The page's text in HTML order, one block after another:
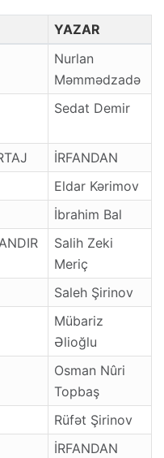
YAZAR
Nurlan
Məmmədzadə
Sedat Demir
İRFANDAN
Eldar Kərimov
İbrahim Bal
Salih Zeki
Meriç
Saleh Şirinov
Mübariz
Əlioğlu
Osman Nûri
Topbaş
Rüfət Şirinov
İRFANDAN